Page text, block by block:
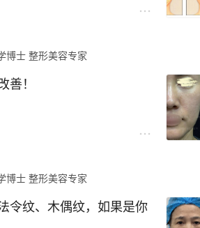
肪垫与脂肪垫之间的间
，如口角囊袋、下颌囊
比如法令纹、木偶纹。
博士 整形美容专家
！
自分离、下垂，随之而
构将这些分离的变形的脂
状态，当然了还有非常
博士 整形美容专家
纹、木偶纹，如果是你